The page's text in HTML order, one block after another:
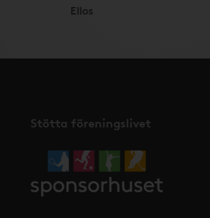
Ellos
Stötta föreningslivet